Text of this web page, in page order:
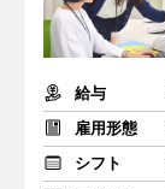
給与
雇用形態
シフト